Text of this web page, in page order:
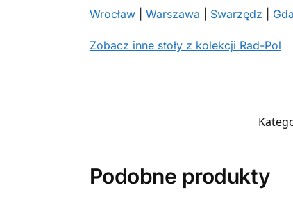
Wrocław| Warszawa Swarzędz
Zobacz inne stoły z kolekcji Rad-Pol
Podobne produkty